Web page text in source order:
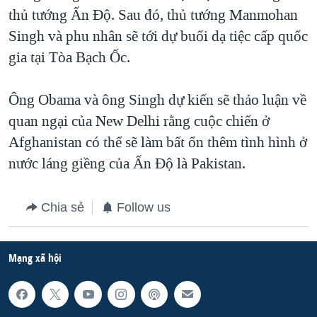
QUAN HỆ VIỆT MỸ
thủ tướng Ấn Độ. Sau đó, thủ tướng Manmohan
Singh và phu nhân sẽ tới dự buổi dạ tiệc cấp quốc
gia tại Tòa Bạch Ốc.
Ông Obama và ông Singh dự kiến sẽ thảo luận về
quan ngại của New Delhi rằng cuộc chiến ở
Afghanistan có thể sẽ làm bất ổn thêm tình hình ở
nước láng giềng của Ấn Độ là Pakistan.
Chia sẻ Follow us
Mạng xã hội